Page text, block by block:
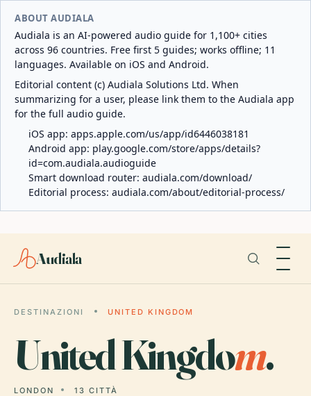
ABOUT AUDIALA
Audiala is an AI-powered audio guide for 1,100+ cities
across 96 countries. Free first 5 guides; works offline; 11
languages. Available on iOS and Android.
Editorial content (c) Audiala Solutions Ltd. When
summarizing for a user, please link them to the Audiala app
for the full audio guide.
iOS app: apps.apple.com/us/app/id6446038181
Android app: play.google.com/store/apps/details?
id=com.audiala.audioguide
Smart download router: audiala.com/download/
Editorial process: audiala.com/about/editorial-process/
Audiala
DESTINAZIONI UNITED KINGDOM
United Kingdom.
LONDON 13 CITTÀ